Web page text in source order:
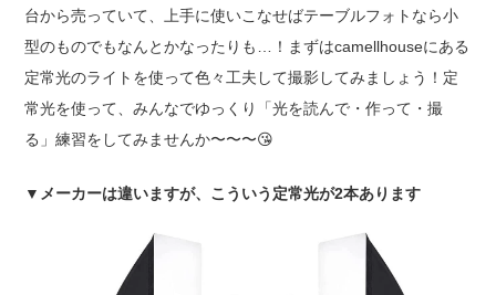
台から売っていて、上手に使いこなせばテーブルフォトなら小
型のものでもなんとかなったりも…！まずはcamellhouseにある
定常光のライトを使って色々工夫して撮影してみましょう！定
常光を使って、みんなでゆっくり「光を読んで・作って・撮
る」練習をしてみませんか〜〜〜😘
▼ メーカーは違いますが、こういう定常光が2本あります